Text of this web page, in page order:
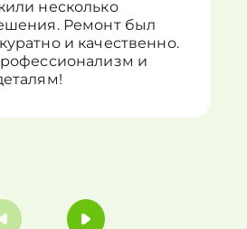
несколько
Ремонт был
и качественно.
и